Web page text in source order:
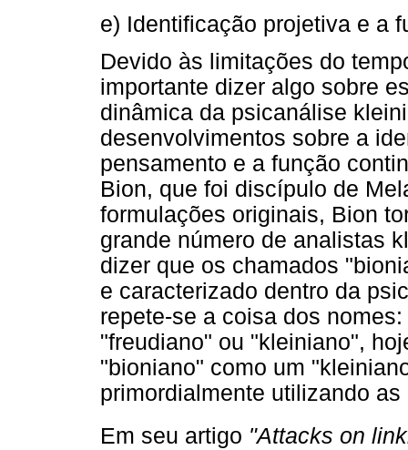
e) Identificação projetiva e a
Devido às limitações do
importante dizer algo sobre
dinâmica da psicanálise
desenvolvimentos sobre a
pensamento e a função
Bion, que foi discípulo de
formulações originais, Bion
grande número de analistas
dizer que os chamados
e caracterizado dentro da
repete-se a coisa dos
"freudiano" ou "kleiniano",
"bioniano" como um
primordialmente utilizando
Em seu artigo "Attacks on